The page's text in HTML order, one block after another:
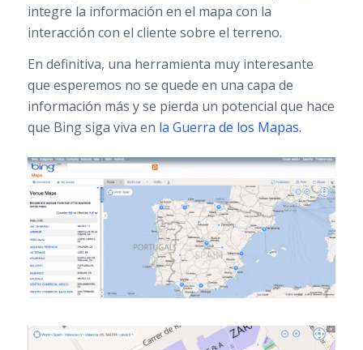
integre la información en el mapa con la
interacción con el cliente sobre el terreno.
En definitiva, una herramienta muy interesante
que esperemos no se quede en una capa de
información más y se pierda un potencial que hace
que Bing siga viva en la Guerra de los Mapas.